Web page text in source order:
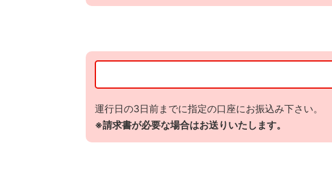
運行日の3日前までに指定の口座にお振込み下さい。
※請求書が必要な場合はお送りいたします。